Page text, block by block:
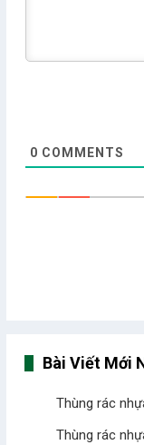
0 COMMENTS
Bài Viết Mới
Thùng rác
Thùng rác